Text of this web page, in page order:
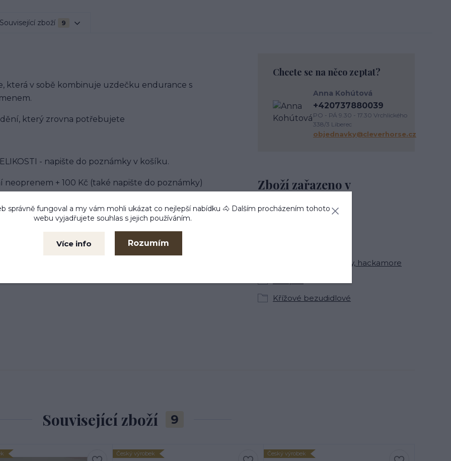
Související zboží 9
která v sobě kombinuje uzdečku endurance s
který zrovna potřebujete
- napište do poznámky v košíku.
+ 100 Kč (také napište do poznámky)
Zboží zařazeno v
Bezudidlové uzdečky, hackamore
Křížové bezudidlové
Chcete se na něco zeptat?
Anna Kohútová
+420737880039
PO - PÁ 9.30 - 17.30 Vrchlického
338/3 Liberec
objednavky@cleverhorse.cz
Související zboží 9
Český výrobek Český výrobek
správně fungoval a my vám mohli ukázat co nejlepší nabídku 🐴 Dalším procházením tohoto
webu vyjadřujete souhlas s jejich používáním.
Více info Rozumím